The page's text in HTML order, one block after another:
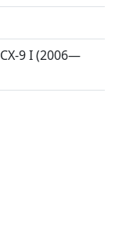
9 I (2006—